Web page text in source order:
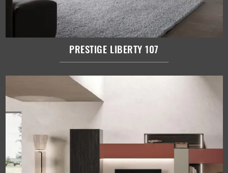
PRESTIGE LIBERTY 107